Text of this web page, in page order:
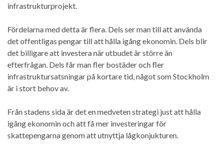
infrastrukturprojekt.
Fördelarna med detta är flera. Dels ser man till att använda
det offentligas pengar till att hålla igång ekonomin. Dels blir
det billigare att investera när utbudet är större än
efterfrågan. Dels får man fler bostäder och fler
infrastruktursatsningar på kortare tid, något som Stockholm
är i stort behov av.
Från stadens sida är det en medveten strategi just att hålla
igång ekonomin och att få mer investeringar för
skattepengarna genom att utnyttja lågkonjukturen.